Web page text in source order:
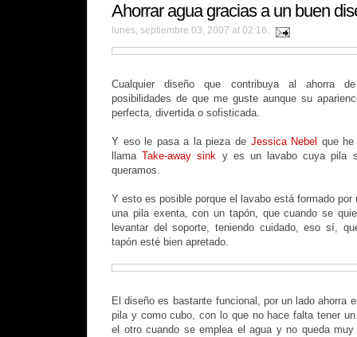
Ahorrar agua gracias a un buen
lunes, septiembre 03, 2007 at 02:16.
Cualquier diseño que contribuya al ahorra
posibilidades de que me guste aunque su
perfecta, divertida o sofisticada.
Y eso le pasa a la pieza de Jessica Nebel que
llamaTake-away sink y es un lavabo cuya pila
queramos.
Y esto es posible porque el lavabo está formado por
una pila exenta, con un tapón, que cuando se
levantar del soporte, teniendo cuidado, eso sí,
tapón esté bien apretado.
El diseño es bastante funcional, por un lado ahorra
pila y como cubo, con lo que no hace falta tener
el otro cuando se emplea el agua y no queda